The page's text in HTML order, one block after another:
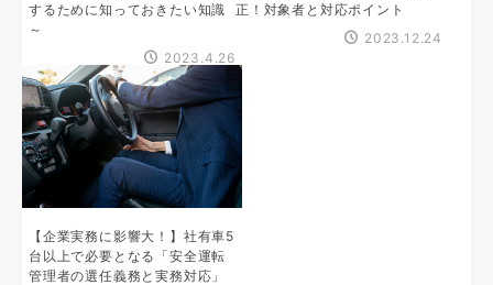
するために知っておきたい知識
～
2023.4.26
正！対象者と対応ポイント
2023.12.24
【企業実務に影響大！】社有車5
台以上で必要となる「安全運転
管理者の選任義務と実務対応」